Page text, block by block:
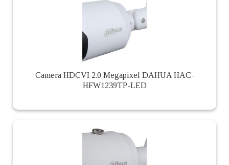
Camera HDCVI 2.0 Megapixel DAHUA HAC-
HFW1239TP-LED